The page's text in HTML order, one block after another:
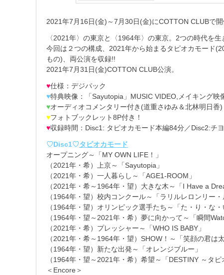
2021年7月16日(金)～7月30日(金)にCOTTON CLUBで
〈2021年〉の東京と〈1964年〉の東京。2つの時代を
今回は２つの構成、2021年から始まるタピオカモード
もの)、両公演を収録!!
2021年7月31日(金)COTTON CLUB公演。
♥仕様：デジパック
♥特典映像：「Sayutopia」MUSIC VIDEO,メイキング映
♥オーディオコメンタリー付き(道重さゆみ＆北林明日香)
♥フォトブックレット8P付き！
♥収録時間：Disc1: タピオカモード本編84分／Disc2:チ
♡Disc1♡タピオカモード
オープニング～「MY OWN LIFE！」
（2021年・希）上京～「Sayutopia」
（2021年・希）一人暮らし～「AGE1-ROOM」
（2021年・希～1964年・望）大きな木～「I Have a
（1964年・望）校内コンクール～「ラリルレロンリー・
（1964年・望）オリンピック選手たち～「た・り・な・
（1964年・望～2021年・希）夢に向かって～「瞬間
（2021年・希）プレッシャー～「WHO IS BABY」
（2021年・希～1964年・望）SHOW！～「笑顔の君は
（1964年・望）新たな出発～「オレンジブルー」
（1964年・望～2021年・希）希望～「DESTINY ～タピ
＜Encore＞